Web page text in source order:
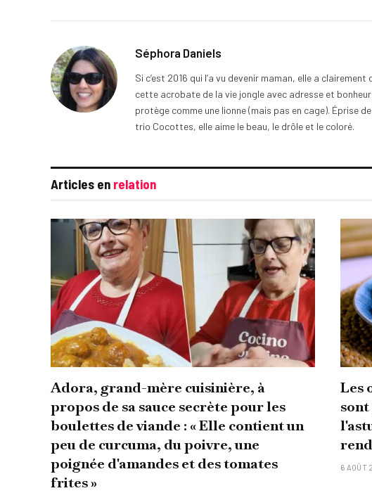
Séphora Daniels
Si c’est 2016 qui l’a vu devenir maman, elle a
cette acrobate de la vie jongle avec adresse et
protège comme une lionne (mais pas en cage). Éprise
trio Cocottes, elle aime le beau, le drôle et le coloré.
Articles en relation
Adora, grand-mère cuisinière, à
propos de sa sauce secrète pour les
boulettes de viande : « Elle contient un
peu de curcuma, du poivre, une
poignée d'amandes et des tomates
frites »
Les
6 AOÛT